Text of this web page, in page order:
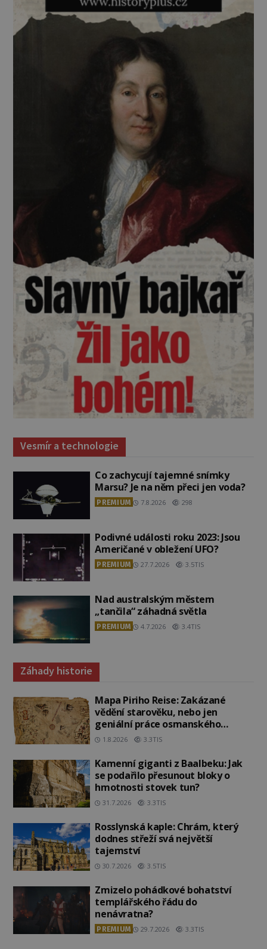
Vesmír a technologie
Co zachycují tajemné snímky
Marsu? Je na něm přeci jen voda?
PREMIUM 7.8.2026 298
Podivné události roku 2023: Jsou
Američané v obležení UFO?
PREMIUM 27.7.2026 3.5TIS
Nad australským městem
„tančila“ záhadná světla
PREMIUM 4.7.2026 3.4TIS
Záhady historie
Mapa Piriho Reise: Zakázané
vědění starověku, nebo jen
geniální práce osmanského
admirála?
1.8.2026 3.3TIS
Kamenní giganti z Baalbeku: Jak
se podařilo přesunout bloky o
hmotnosti stovek tun?
31.7.2026 3.3TIS
Rosslynská kaple: Chrám, který
dodnes střeží svá největší
tajemství
30.7.2026 3.5TIS
Zmizelo pohádkové bohatství
templářského řádu do
nenávratna?
PREMIUM 29.7.2026 3.3TIS